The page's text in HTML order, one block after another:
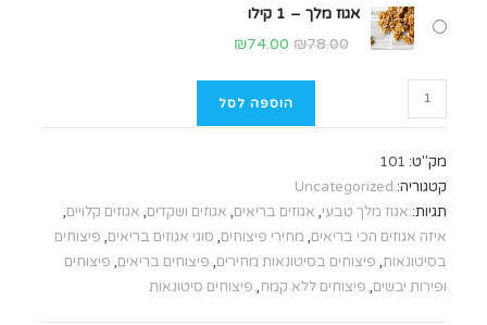
אגוז מלך – 1 קילו
₪78.00
₪74.00
הוספה לסל
מק"ט: 101
קטגוריה: Uncategorized
תגיות: אגוז מלך טבעי, אגוזים בריאים, אגוזים ושקדים, אגוזים קלויים,
איזה אגוזים הכי בריאים, מחירי פיצוחים, סוגי אגוזים בריאים, פיצוחים
בסיטונאות, פיצוחים בסיטונאות מחירים, פיצוחים בריאים, פיצוחים
ופירות יבשים, פיצוחים ללא קמח, פיצוחים סיטונאות